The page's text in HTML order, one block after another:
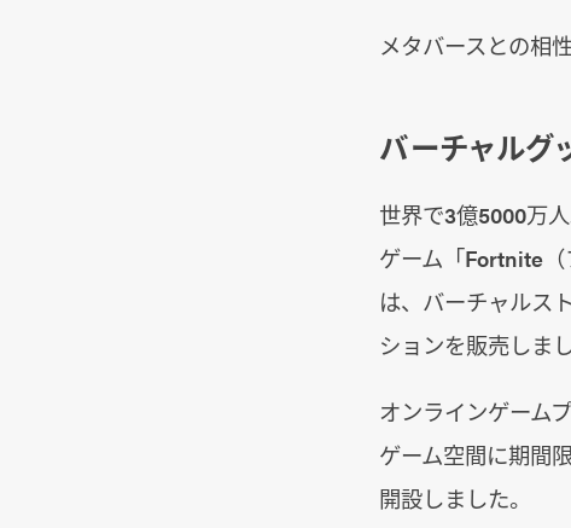
メタバースとの相
バーチャルグ
世界で3億5000万
ゲーム「Fortnite（
は、バーチャルス
ションを販売しまし
オンラインゲーム
ゲーム空間に期間
開設しました。